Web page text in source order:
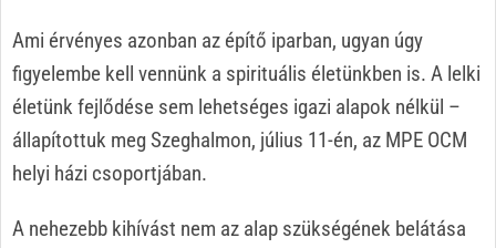
Ami érvényes azonban az építő iparban, ugyan úgy
figyelembe kell vennünk a spirituális életünkben is. A lelki
életünk fejlődése sem lehetséges igazi alapok nélkül –
állapítottuk meg Szeghalmon, július 11-én, az MPE OCM
helyi házi csoportjában.
A nehezebb kihívást nem az alap szükségének belátása